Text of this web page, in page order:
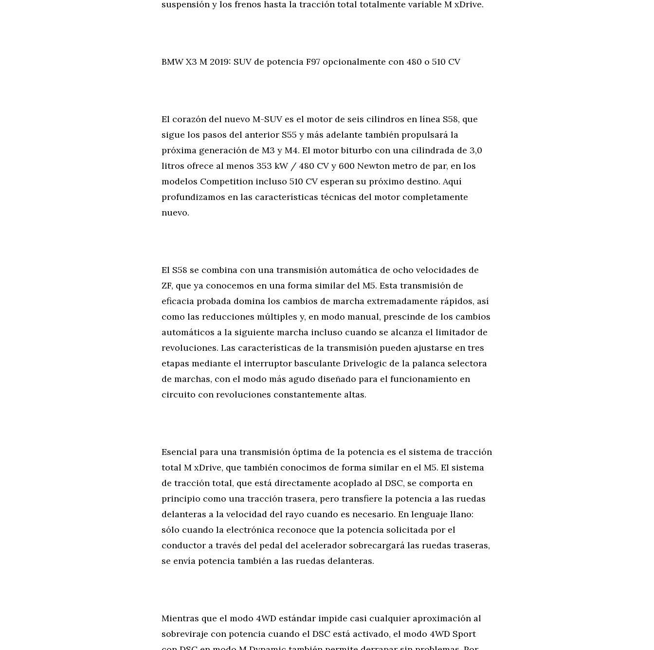
suspensión y los frenos hasta la tracción total totalmente variable M xDrive.
BMW X3 M 2019: SUV de potencia F97 opcionalmente con 480 o 510 CV
El corazón del nuevo M-SUV es el motor de seis cilindros en línea S58, que
sigue los pasos del anterior S55 y más adelante también propulsará la
próxima generación de M3 y M4. El motor biturbo con una cilindrada de 3,0
litros ofrece al menos 353 kW / 480 CV y 600 Newton metro de par, en los
modelos Competition incluso 510 CV esperan su próximo destino. Aquí
profundizamos en las características técnicas del motor completamente
nuevo.
El S58 se combina con una transmisión automática de ocho velocidades de
ZF, que ya conocemos en una forma similar del M5. Esta transmisión de
eficacia probada domina los cambios de marcha extremadamente rápidos, así
como las reducciones múltiples y, en modo manual, prescinde de los cambios
automáticos a la siguiente marcha incluso cuando se alcanza el limitador de
revoluciones. Las características de la transmisión pueden ajustarse en tres
etapas mediante el interruptor basculante Drivelogic de la palanca selectora
de marchas, con el modo más agudo diseñado para el funcionamiento en
circuito con revoluciones constantemente altas.
Esencial para una transmisión óptima de la potencia es el sistema de tracción
total M xDrive, que también conocimos de forma similar en el M5. El sistema
de tracción total, que está directamente acoplado al DSC, se comporta en
principio como una tracción trasera, pero transfiere la potencia a las ruedas
delanteras a la velocidad del rayo cuando es necesario. En lenguaje llano:
sólo cuando la electrónica reconoce que la potencia solicitada por el
conductor a través del pedal del acelerador sobrecargará las ruedas traseras,
se envía potencia también a las ruedas delanteras.
Mientras que el modo 4WD estándar impide casi cualquier aproximación al
sobreviraje con potencia cuando el DSC está activado, el modo 4WD Sport